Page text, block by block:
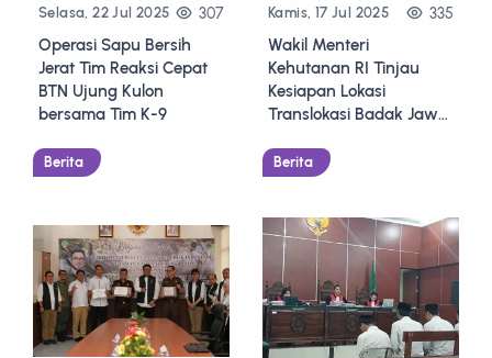
Selasa, 22 Jul 2025 307
Operasi Sapu Bersih
Jerat Tim Reaksi Cepat
BTN Ujung Kulon
bersama Tim K-9
Kamis, 17 Jul 2025 335
Wakil Menteri
Kehutanan RI Tinjau
Kesiapan Lokasi
Translokasi Badak Jawa
Berita Berita